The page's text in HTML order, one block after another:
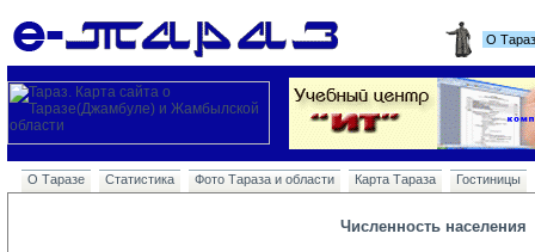
О
О Таразе Статистика Фото Тараза и области Карта Тараза Гостиницы
Численность населения